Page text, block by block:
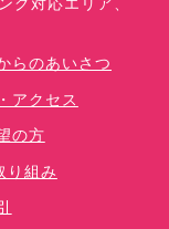
らのあいさつ
アクセス
の方
り組み